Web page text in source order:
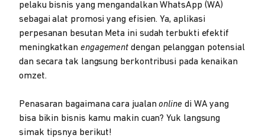
pelaku bisnis yang mengandalkan WhatsApp (WA)
sebagai alat promosi yang efisien. Ya, aplikasi
perpesanan besutan Meta ini sudah terbukti efektif
meningkatkan engagement dengan pelanggan potensial
dan secara tak langsung berkontribusi pada kenaikan
omzet.
Penasaran bagaimana cara jualanonline di WA yang
bisa bikin bisnis kamu makin cuan? Yuk langsung
simak tipsnya berikut!